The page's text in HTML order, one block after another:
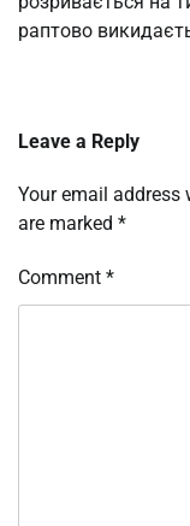
раптово
Leave a Reply
Your email address
are marked *
Comment *